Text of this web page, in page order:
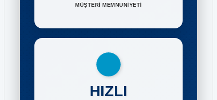
MÜŞTERİ MEMNUNİYETİ
HIZLI